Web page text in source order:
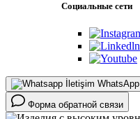
Социальные сети
WhatsApp
Форма обратной связи